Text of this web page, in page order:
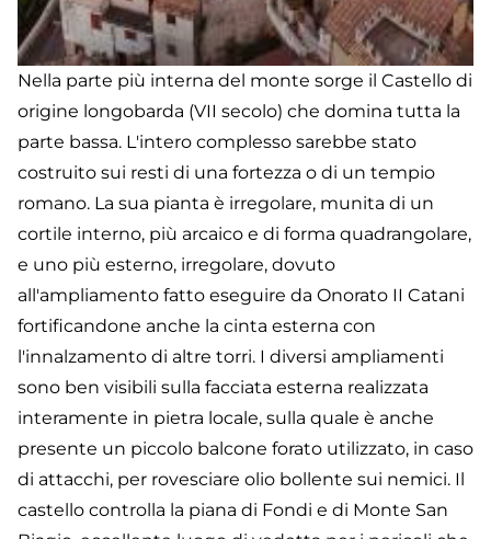
Nella parte più interna del monte sorge il Castello di
origine longobarda (VII secolo) che domina tutta la
parte bassa. L'intero complesso sarebbe stato
costruito sui resti di una fortezza o di un tempio
romano. La sua pianta è irregolare, munita di un
cortile interno, più arcaico e di forma quadrangolare,
e uno più esterno, irregolare, dovuto
all'ampliamento fatto eseguire da Onorato II Catani
fortificandone anche la cinta esterna con
l'innalzamento di altre torri. I diversi ampliamenti
sono ben visibili sulla facciata esterna realizzata
interamente in pietra locale, sulla quale è anche
presente un piccolo balcone forato utilizzato, in caso
di attacchi, per rovesciare olio bollente sui nemici. Il
castello controlla la piana di Fondi e di Monte San